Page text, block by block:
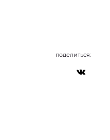
поделиться: